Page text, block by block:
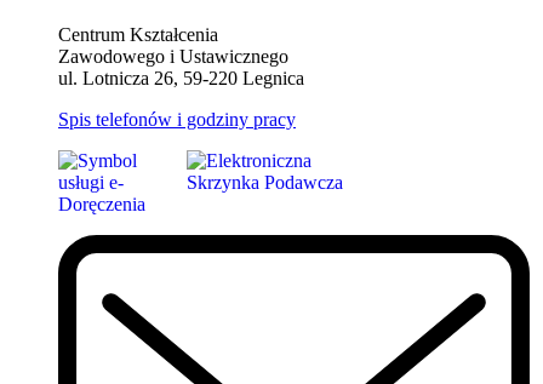
Centrum Kształcenia
Zawodowego i Ustawicznego
ul. Lotnicza 26, 59-220 Legnica
Spis telefonów i godziny pracy